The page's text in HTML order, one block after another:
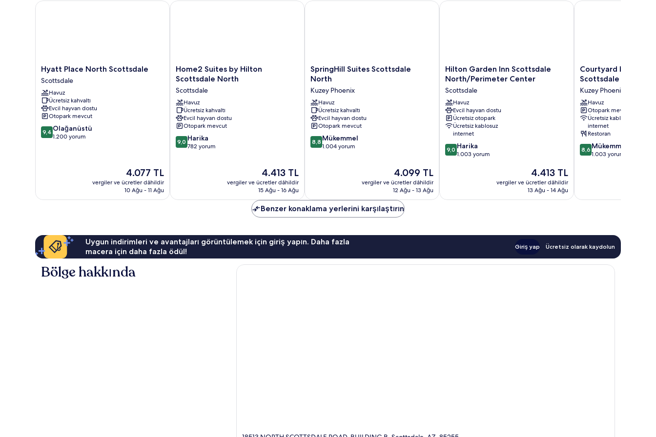
fazla
Hyatt
Place
North
Scottsdale
Scottsdale
Hyatt Place North Scottsdale
Scottsdale
Havuz
Ücretsiz kahvaltı
Evcil hayvan dostu
Otopark mevcut
10
üzerinden
9,4 Olağanüstü
1.200 yorum
Güncel
fiyat:
4.077 TL
4.077 TL
vergiler ve ücretler dâhildir
10 Ağu - 11 Ağu
Hyatt Place North Scottsdale
Home2
Suites
Hilton
Scottsdale
North
Scottsdale
Home2 Suites by Hilton
Scottsdale North
Scottsdale
Havuz
Ücretsiz kahvaltı
Evcil hayvan dostu
Otopark mevcut
10
üzerinden
9,0 Harika
782 yorum
Güncel
fiyat:
4.413 TL
4.413 TL
vergiler ve ücretler dâhildir
15 Ağu - 16 Ağu
Home2 Suites by Hilton Scottsdale North
SpringHill
Suites
North
Kuzey
Phoenix
SpringHill Suites Scottsdale
North
Kuzey Phoenix
Havuz
Ücretsiz kahvaltı
Evcil hayvan dostu
Otopark mevcut
10
üzerinden
8,8 Mükemmel
1.004 yorum
Güncel
fiyat:
4.099 TL
4.099 TL
vergiler ve ücretler dâhildir
12 Ağu - 13 Ağu
SpringHill Suites Scottsdale North
Hilton
Garden
Scottsdale
North/Perimeter
Center
Scottsdale
Hilton Garden Inn Scottsdale
North/Perimeter Center
Scottsdale
Havuz
Evcil hayvan dostu
Ücretsiz otopark
Ücretsiz kablosuz
internet
10
üzerinden
9,0 Harika
1.003 yorum
Güncel
fiyat:
4.413 TL
4.413 TL
vergiler ve ücretler dâhildir
13 Ağu - 14 Ağu
Hilton Garden Inn Scottsdale North/Perimeter Center
Courtyard
by
Scottsdale
North
Kuzey
Phoenix
Courtyard by
Scottsdale North
Kuzey Phoenix
Havuz
Otopark mevcut
Ücretsiz kablosuz
internet
Restoran
10
üzerinden
8,6 Mükemmel
1.003 yorum
Courtyard by Marriott
Benzer konaklama yerlerini karşılaştırın
Uygun indirimleri ve avantajları görüntülemek için giriş yapın. Daha fazla
macera için daha fazla ödül!
Giriş yap Ücretsiz olarak kaydolun
Bölge hakkında